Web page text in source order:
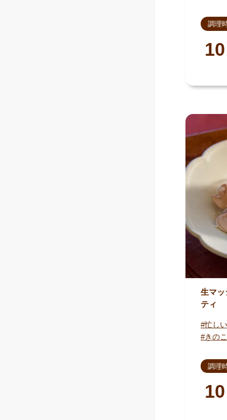
調理
10
生マッ
ティ
忙し
きのこ
調理
10